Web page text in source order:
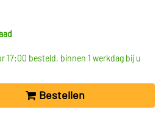
17:00 besteld, binnen 1 werkdag bij u
Bestellen